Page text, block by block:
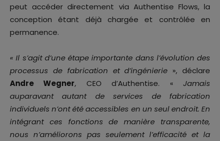
peut accéder directement via Authentise Flows, la
conception étant déjà chargée et contrôlée en
permanence.
« Il s’agit d’une étape importante dans l’évolution des
processus de fabrication et d’ingénierie », déclare
Andre Wegner, CEO d’Authentise. «Jamais
auparavant autant de services de fabrication
individuels n’ont été accessibles en un seul endroit. En
intégrant ces fonctions de manière transparente,
nous n’améliorons pas seulement l’efficacité et la